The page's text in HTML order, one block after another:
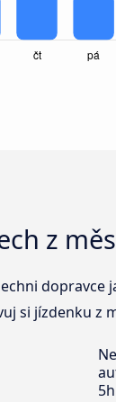
z
dopravce
si jízdenku z